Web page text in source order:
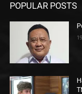
POPULAR POSTS